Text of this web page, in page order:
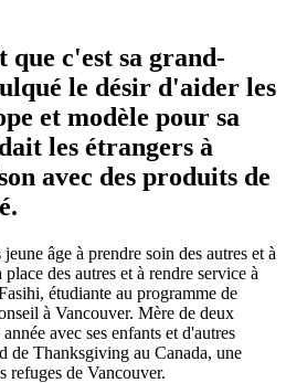
c'est sa grand-
le désir d'aider les
et modèle pour sa
les étrangers à
avec des produits de
âge à prendre soin des autres et à
des autres et à rendre service à
étudiante au programme de
à Vancouver. Mère de deux
avec ses enfants et d'autres
de Thanksgiving au Canada, une
refuges de Vancouver.